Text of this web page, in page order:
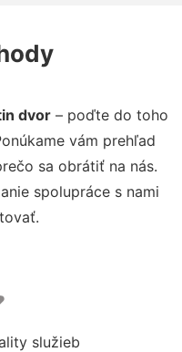
dvor– poďte do toho
vám prehľad
sa obrátiť na nás.
spolupráce s nami
služieb